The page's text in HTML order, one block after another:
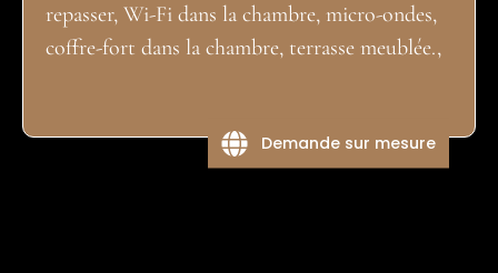
repasser, Wi-Fi dans la chambre, micro-ondes,
coffre-fort dans la chambre, terrasse meublée.,
Demande sur mesure